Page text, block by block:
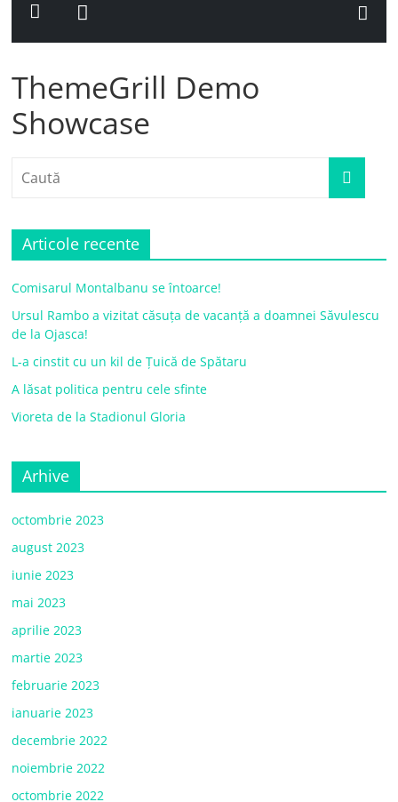
ThemeGrill Demo
Showcase
Articole recente
Comisarul Montalbanu se întoarce!
Ursul Rambo a vizitat căsuța de vacanță a doamnei Săvulescu
de la Ojasca!
L-a cinstit cu un kil de Țuică de Spătaru
A lăsat politica pentru cele sfinte
Vioreta de la Stadionul Gloria
Arhive
octombrie 2023
august 2023
iunie 2023
mai 2023
aprilie 2023
martie 2023
februarie 2023
ianuarie 2023
decembrie 2022
noiembrie 2022
octombrie 2022